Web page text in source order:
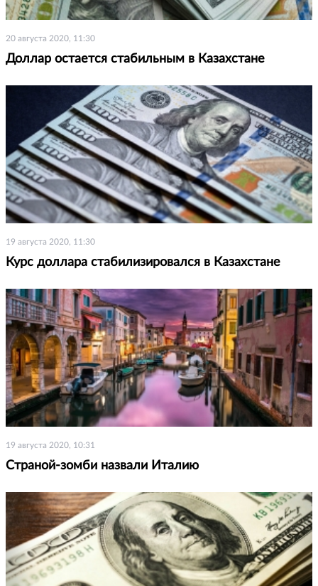
20 августа 2020, 11:30
Доллар остается стабильным в Казахстане
19 августа 2020, 11:30
Курс доллара стабилизировался в Казахстане
19 августа 2020, 10:31
Страной-зомби назвали Италию